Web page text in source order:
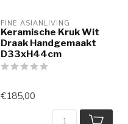
FINE ASIANLIVING
Keramische Kruk Wit
Draak Handgemaakt
D33xH44cm
€185,00